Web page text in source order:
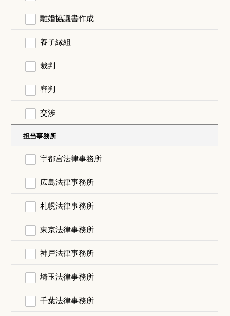
離婚協議書作成
養子縁組
裁判
審判
交渉
担当事務所
宇都宮法律事務所
広島法律事務所
札幌法律事務所
東京法律事務所
神戸法律事務所
埼玉法律事務所
千葉法律事務所